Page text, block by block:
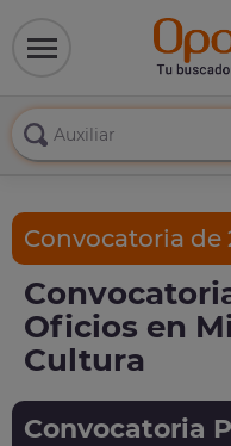
Convocatoria de
Oficios en
Cultura
Convocatoria